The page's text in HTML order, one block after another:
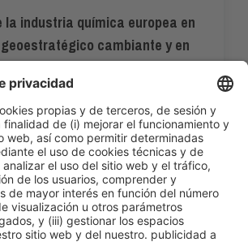
la industria química europea en
cambiante y en
16:00h - 19:00h
CC1. ROOM 1.1
público